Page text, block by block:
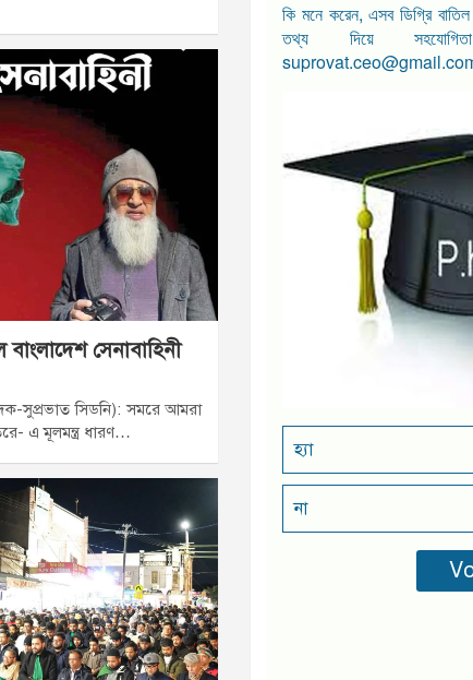
সেনাবাহিনী
সুপ্রভাত সিডনি): সমরে আমরা
এ মূলমন্ত্র ধারণ…
কি মনে করেন, এসব ডিগ্রি
তথ্য দিয়ে
হ্যা
না